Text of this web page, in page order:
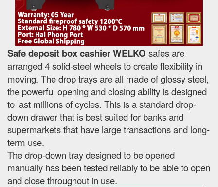
Safe deposit box cashier WELKO safes are
arranged 4 solid-steel wheels to create flexibility in
moving. The drop trays are all made of glossy steel,
the powerful opening and closing ability is designed
to last millions of cycles. This is a standard drop-
down drawer that is best suited for banks and
supermarkets that have large transactions and long-
term use.
The drop-down tray designed to be opened
manually has been tested reliably to be able to open
and close throughout in use.